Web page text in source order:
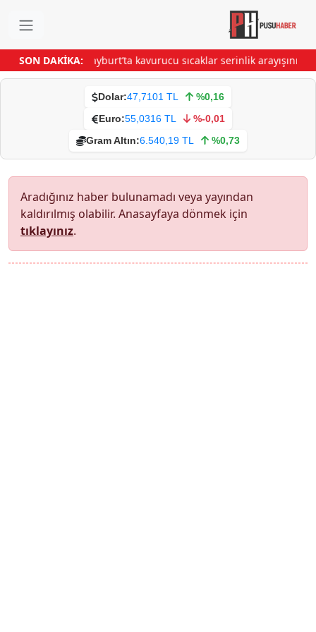
SON DAKİKA:Bayburt’ta kavurucu sıcaklar serinlik arayışını
Dolar:47,7101 TL
%0,16
Euro:55,0316 TL
%-0,01
Gram Altın:6.540,19 TL %0,73
Aradığınız haber bulunamadı veya yayından
kaldırılmış olabilir. Anasayfaya dönmek için
tıklayınız.